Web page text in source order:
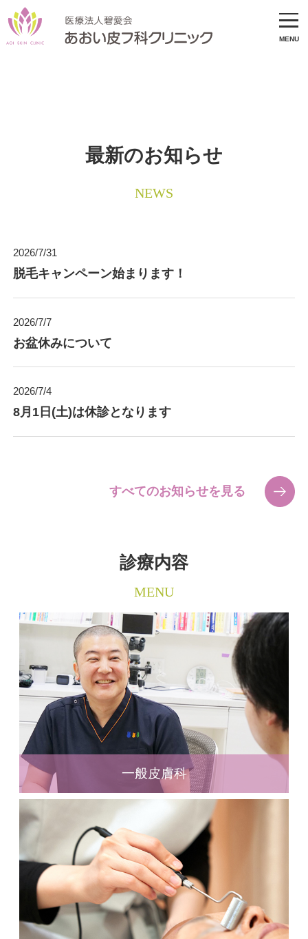
MENU
温暖な気候と豊かな自然に恵まれた
愛知県碧南市で
おもてなし
最新のお知らせ
NEWS
2026/7/31
脱毛キャンペーン始まります！
2026/7/7
お盆休みについて
2026/7/4
8月1日(土)は休診となります
すべてのお知らせを見る
診療内容
MENU
一般皮膚科